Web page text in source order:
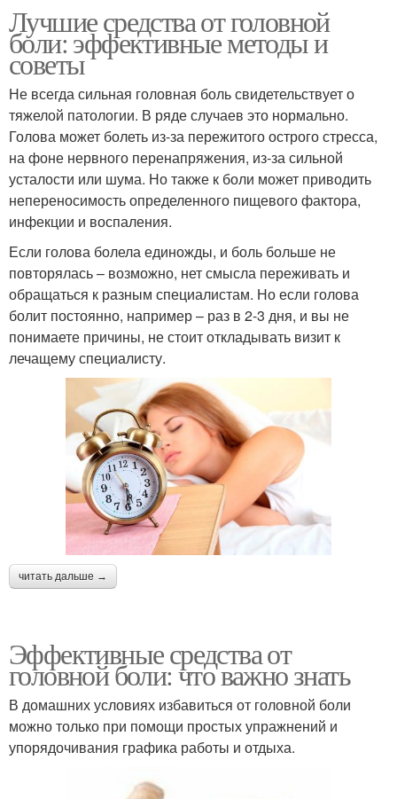
Лучшие средства от головной
боли: эффективные методы и
советы
Не всегда сильная головная боль свидетельствует о
тяжелой патологии. В ряде случаев это нормально.
Голова может болеть из-за пережитого острого стресса,
на фоне нервного перенапряжения, из-за сильной
усталости или шума. Но также к боли может приводить
непереносимость определенного пищевого фактора,
инфекции и воспаления.
Если голова болела единожды, и боль больше не
повторялась – возможно, нет смысла переживать и
обращаться к разным специалистам. Но если голова
болит постоянно, например – раз в 2-3 дня, и вы не
понимаете причины, не стоит откладывать визит к
лечащему специалисту.
читать дальше →
Эффективные средства от
головной боли: что важно знать
В домашних условиях избавиться от головной боли
можно только при помощи простых упражнений и
упорядочивания графика работы и отдыха.